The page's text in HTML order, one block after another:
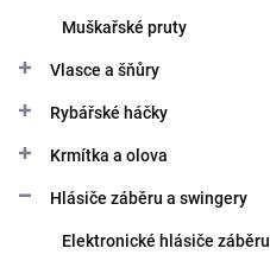
Muškařské pruty
Vlasce a šňůry
Rybářské háčky
Krmítka a olova
Hlásiče záběru a swingery
Elektronické hlásiče záběru